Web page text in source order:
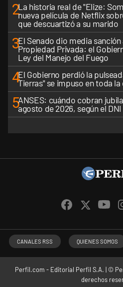
2La historia real de "Elize:
nueva película de Netflix
que descuartizó a su marido
3El Senado dio media
Propiedad Privada: el
Ley del Manejo del Fuego
4El Gobierno perdió la
Tierras" se impuso en toda
5ANSES: cuándo cobran
agosto de 2026, según el DNI
CANALES RSS QUIENES SOMOS
Perfil.com - Editorial Perfil S.A. | ©
derechos